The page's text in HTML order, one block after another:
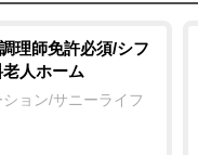
理師免許必須/シフ
人ホーム
ョン/サニーライフ